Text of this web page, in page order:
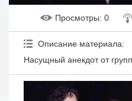
Просмотры: 0
Описание материала:
Насущный анекдот от